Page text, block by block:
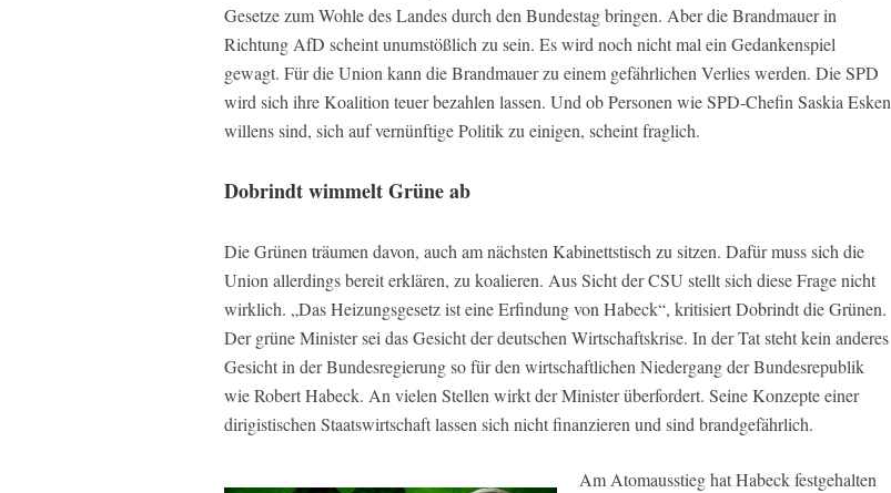
Gesetze zum Wohle des Landes durch den Bundestag bringen. Aber die Brandmauer in
Richtung AfD scheint unumstößlich zu sein. Es wird noch nicht mal ein Gedankenspiel
gewagt. Für die Union kann die Brandmauer zu einem gefährlichen Verlies werden. Die SPD
wird sich ihre Koalition teuer bezahlen lassen. Und ob Personen wie SPD-Chefin Saskia Esken
willens sind, sich auf vernünftige Politik zu einigen, scheint fraglich.
Dobrindt wimmelt Grüne ab
Die Grünen träumen davon, auch am nächsten Kabinettstisch zu sitzen. Dafür muss sich die
Union allerdings bereit erklären, zu koalieren. Aus Sicht der CSU stellt sich diese Frage nicht
wirklich. „Das Heizungsgesetz ist eine Erfindung von Habeck“, kritisiert Dobrindt die Grünen.
Der grüne Minister sei das Gesicht der deutschen Wirtschaftskrise. In der Tat steht kein anderes
Gesicht in der Bundesregierung so für den wirtschaftlichen Niedergang der Bundesrepublik
wie Robert Habeck. An vielen Stellen wirkt der Minister überfordert. Seine Konzepte einer
dirigistischen Staatswirtschaft lassen sich nicht finanzieren und sind brandgefährlich.
Am Atomausstieg hat Habeck festgehalten